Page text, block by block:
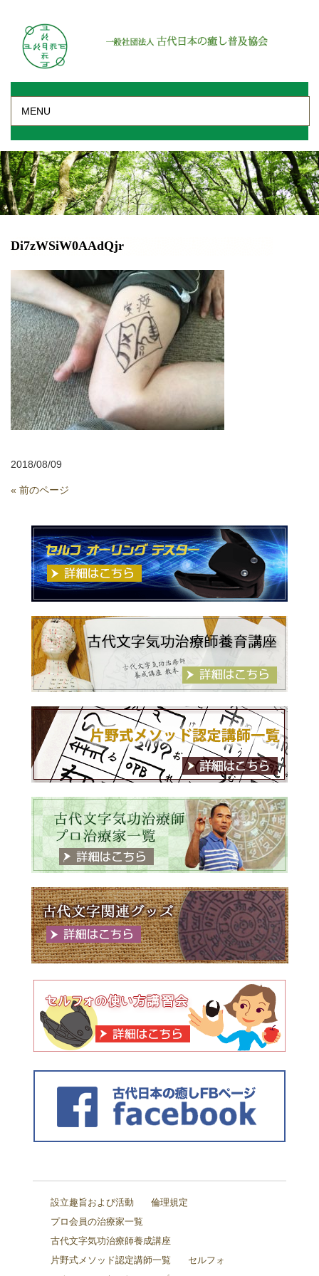
MENU
Di7zWSiW0AAdQjr
2018/08/09
« 前のページ
設立趣旨および活動
倫理規定
プロ会員の治療家一覧
古代文字気功治療師養成講座
片野式メソッド認定講師一覧
セルフォ